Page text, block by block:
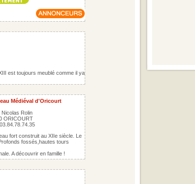
est toujours meublé comme il ya
Médiéval d'Oricourt
Nicolas Rolin
ORICOURT
fort construit au XIIe siècle. Le
fossés,hautes tours
A découvrir en famille !